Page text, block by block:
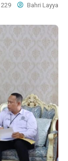
229 Bahri Layya